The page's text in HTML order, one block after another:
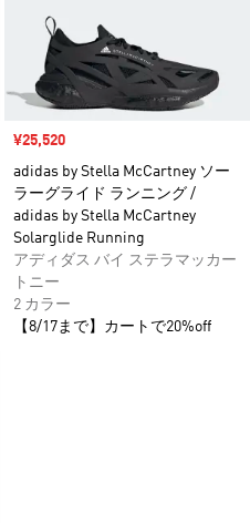
セール価格
¥25,520
adidas by Stella McCartney ソー
ラーグライド ランニング /
adidas by Stella McCartney
Solarglide Running
アディダス バイ ステラマッカー
トニー
2 カラー
【8/17まで】カートで20%off